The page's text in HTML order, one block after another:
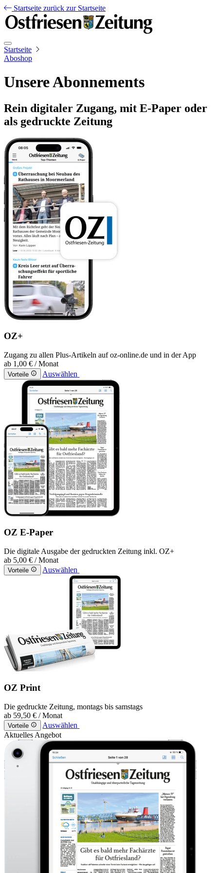
Startseite zurück zur Startseite
Startseite
Aboshop
Unsere Abonnements
Rein digitaler Zugang, mit E-Paper oder
als gedruckte Zeitung
OZ+
Zugang zu allen Plus-Artikeln auf oz-online.de und in der App
ab 1,00 € / Monat
Vorteile Auswählen
OZ E-Paper
Die digitale Ausgabe der gedruckten Zeitung inkl. OZ+
ab 5,00 € / Monat
Vorteile Auswählen
OZ Print
Die gedruckte Zeitung, montags bis samstags
ab 59,50 € / Monat
Vorteile
Auswählen
Aktuelles Angebot